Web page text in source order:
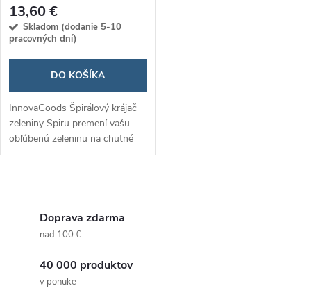
13,60 €
Skladom (dodanie 5-10
pracovných dní)
DO KOŠÍKA
InnovaGoods Špirálový krájač
zeleniny Spiru premení vašu
obľúbenú zeleninu na chutné
špagety, čím obohatí vaše jedlá
Doprava zdarma
nad 100 €
40 000 produktov
v ponuke